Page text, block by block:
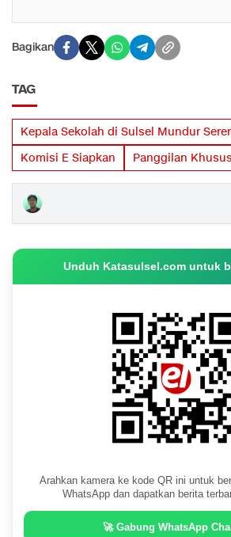
Bagikan
TAG
Kepala Sekolah di Sulsel Mundur
Komisi E Siapkan
Panggilan Khusus
Unduh Katasulsel.com untuk
Arahkan kamera ke kode QR ini untuk
WhatsApp dan dapatkan berita
🚀 Gabung WhatsApp